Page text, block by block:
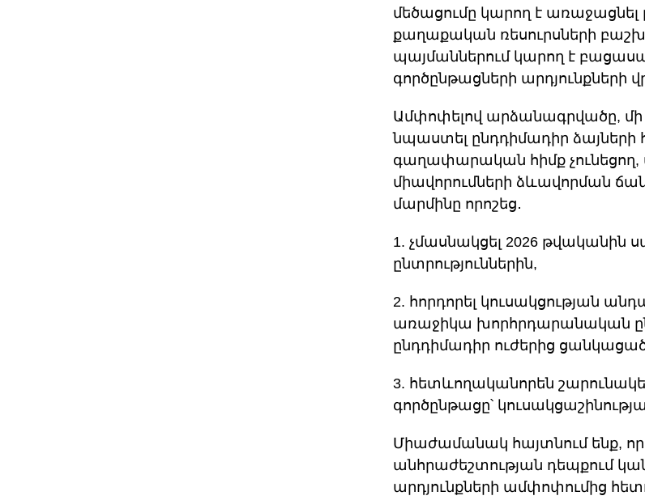
մեծացումը կարող է
քաղաքական ռեսուրսների
պայմաններում կարող է
գործընթացների արդյունքների
Ամփոփելով արձանագրվածը,
նպաստել ընդդիմադիր ձայների
գաղափարական հիմք
միավորումների ձևավորման
մարմինը որոշեց․
1. չմասնակցել 2026
ընտրություններին,
2. հորդորել կուսակցության
առաջիկա խորհրդարանական
ընդդիմադիր ուժերից
3. հետևողականորեն
գործընթացը՝
Միաժամանակ հայտնում ենք,
անհրաժեշտության դեպքում
արդյունքների ամփոփումից